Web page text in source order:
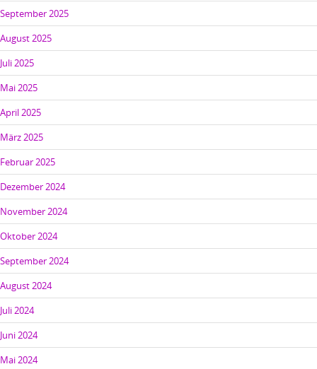
September 2025
August 2025
Juli 2025
Mai 2025
April 2025
März 2025
Februar 2025
Dezember 2024
November 2024
Oktober 2024
September 2024
August 2024
Juli 2024
Juni 2024
Mai 2024